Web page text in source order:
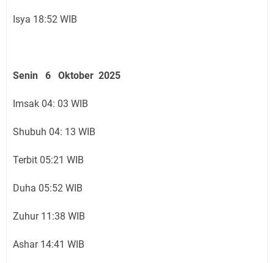
Isya 18:52 WIB
Senin 6 Oktober 2025
Imsak 04: 03 WIB
Shubuh 04: 13 WIB
Terbit 05:21 WIB
Duha 05:52 WIB
Zuhur 11:38 WIB
Ashar 14:41 WIB